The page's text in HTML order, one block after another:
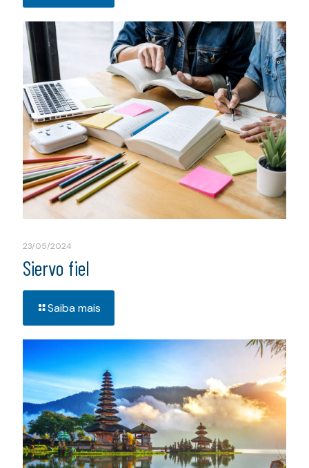
23/05/2024
Siervo fiel
Saiba mais